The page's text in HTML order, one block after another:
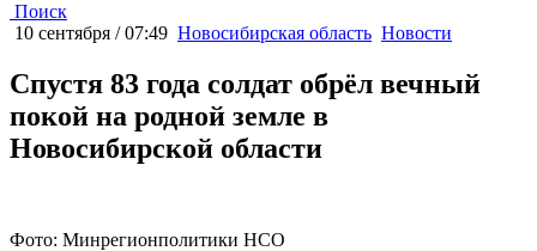
Поиск
10 сентября / 07:49 Новосибирская область Новости
Спустя 83 года солдат обрёл вечный
покой на родной земле в
Новосибирской области
Фото: Минрегионполитики НСО